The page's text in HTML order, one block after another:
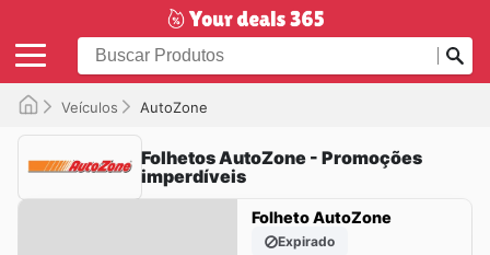
Veículos AutoZone
Folhetos AutoZone - Promoções
imperdíveis
Folheto AutoZone
Expirado